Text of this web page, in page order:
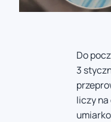
Do
3
liczy